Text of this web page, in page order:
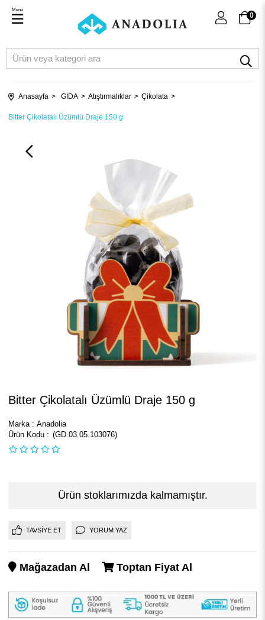
0
Menu
Anasayfa GIDA Atıştırmalıklar Çikolata
Bitter Çikolatalı Üzümlü Draje 150 g
Bitter Çikolatalı Üzümlü Draje 150 g
Marka : Anadolia
(GD.03.05.103076)
Ürün stoklarımızda kalmamıştır.
TAVSIYE ET YORUM YAZ
Mağazadan Al Toptan Fiyat Al